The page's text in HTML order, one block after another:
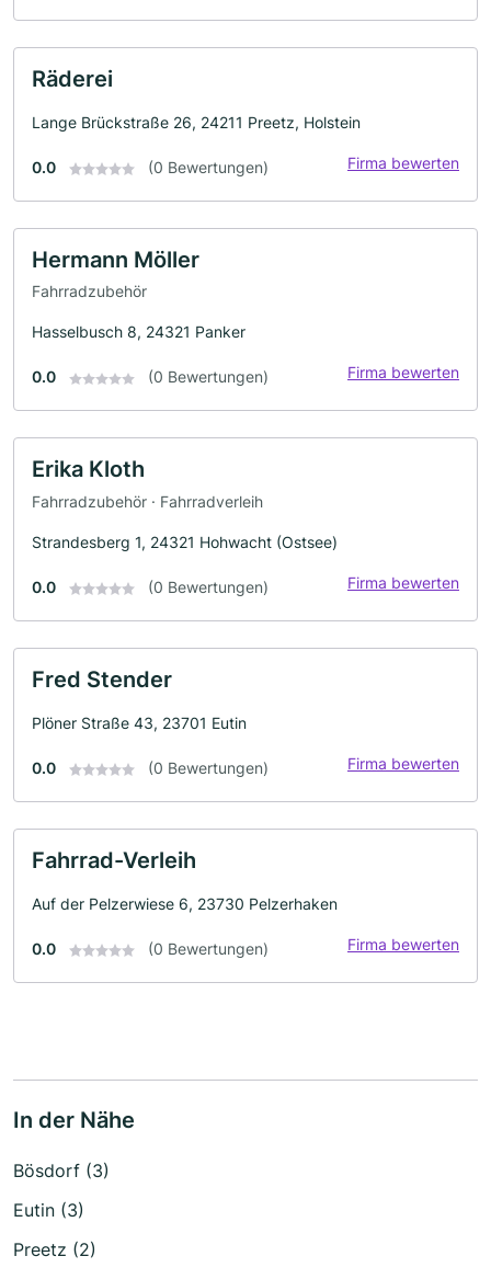
Räderei
Lange Brückstraße 26, 24211 Preetz, Holstein
0.0 (0 Bewertungen) Firma bewerten
Hermann Möller
Fahrradzubehör
Hasselbusch 8, 24321 Panker
0.0 (0 Bewertungen) Firma bewerten
Erika Kloth
Fahrradzubehör · Fahrradverleih
Strandesberg 1, 24321 Hohwacht (Ostsee)
0.0 (0 Bewertungen) Firma bewerten
Fred Stender
Plöner Straße 43, 23701 Eutin
0.0 (0 Bewertungen) Firma bewerten
Fahrrad-Verleih
Auf der Pelzerwiese 6, 23730 Pelzerhaken
0.0 (0 Bewertungen) Firma bewerten
In der Nähe
Bösdorf (3)
Eutin (3)
Preetz (2)